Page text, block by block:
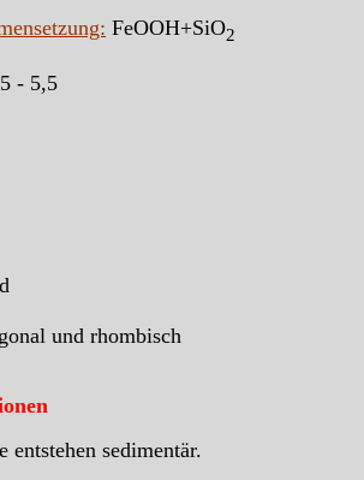
FeOOH+SiO2
5 - 5,5
und rhombisch
entstehen sedimentär.